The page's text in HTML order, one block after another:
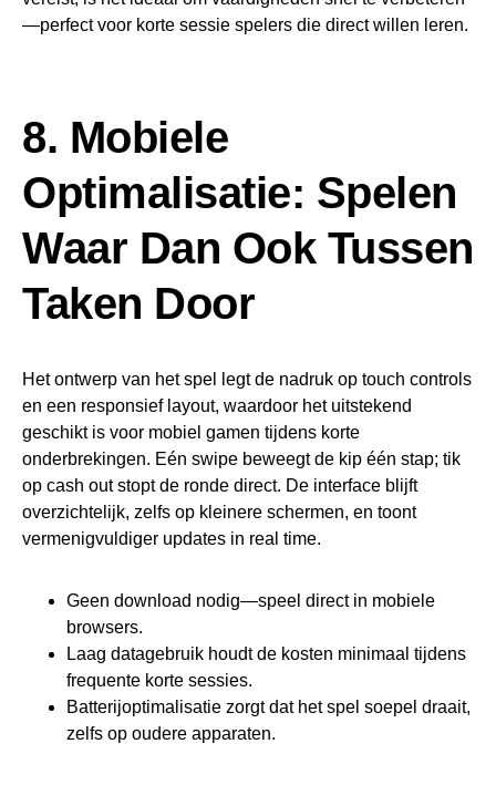
—perfect voor korte sessie spelers die direct willen leren.
8. Mobiele
Optimalisatie: Spelen
Waar Dan Ook Tussen
Taken Door
Het ontwerp van het spel legt de nadruk op touch controls
en een responsief layout, waardoor het uitstekend
geschikt is voor mobiel gamen tijdens korte
onderbrekingen. Eén swipe beweegt de kip één stap; tik
op cash out stopt de ronde direct. De interface blijft
overzichtelijk, zelfs op kleinere schermen, en toont
vermenigvuldiger updates in real time.
Geen download nodig—speel direct in mobiele
browsers.
Laag datagebruik houdt de kosten minimaal tijdens
frequente korte sessies.
Batterijoptimalisatie zorgt dat het spel soepel draait,
zelfs op oudere apparaten.